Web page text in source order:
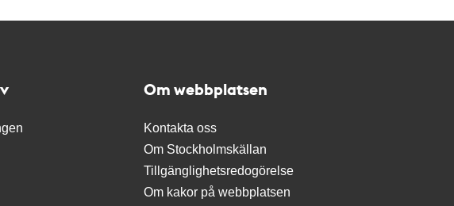
Om webbplatsen
Kontakta oss
Om Stockholmskällan
Tillgänglighetsredogörelse
Om kakor på webbplatsen